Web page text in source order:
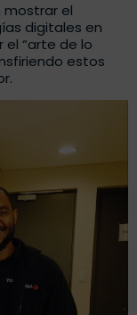
mostrar el
digitales en
el “arte de lo
estos